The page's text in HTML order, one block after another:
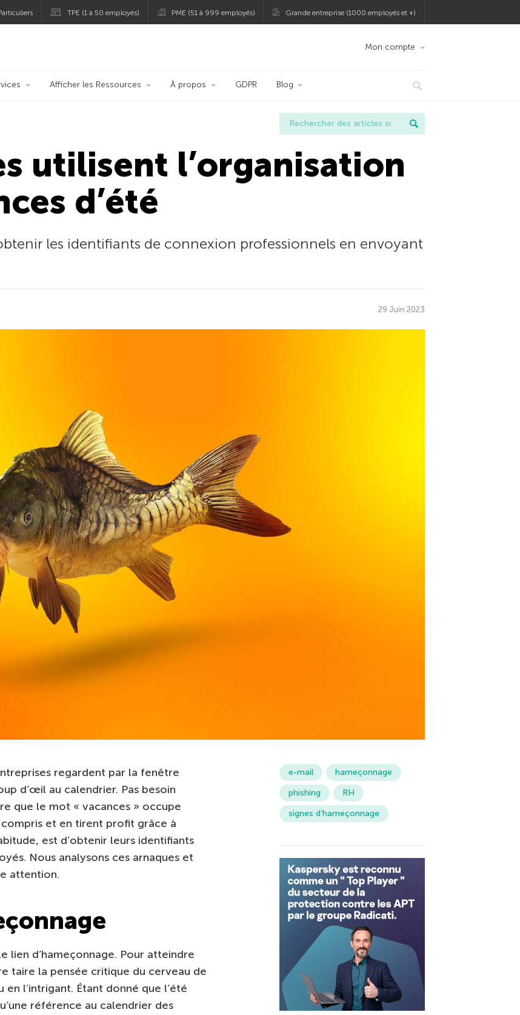
TPE (1 à 50 employés) PME (51 à 999 employés) Grande entreprise (1000 employés et +)
Mon compte
Afficher les Ressources À propos GDPR Blog
utilisent l’organisation
d’été
les identifiants de connexion professionnels en envoyant
29 Juin 2023
regardent par la fenêtre
d’œil au calendrier. Pas besoin
que le mot « vacances » occupe
compris et en tirent profit grâce à
est d’obtenir leurs identifiants
Nous analysons ces arnaques et
attention.
lien d’hameçonnage. Pour atteindre
taire la pensée critique du cerveau de
l’intrigant. Étant donné que l’été
référence au calendrier des
e-mail
hameçonnage
phishing
RH
signes d’hameçonnage